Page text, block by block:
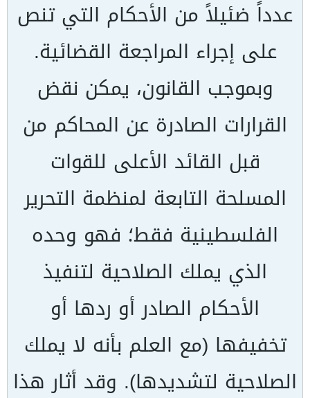
عدداً ضئيلاً من الأحكام التي تنص
على إجراء المراجعة القضائية.
وبموجب القانون، يمكن نقض
القرارات الصادرة عن المحاكم من
قبل القائد الأعلى للقوات
المسلحة التابعة لمنظمة التحرير
الفلسطينية فقط؛ فهو وحده
الذي يملك الصلاحية لتنفيذ
الأحكام الصادر أو ردها أو
تخفيفها (مع العلم بأنه لا يملك
الصلاحية لتشديدها). وقد أثار هذا